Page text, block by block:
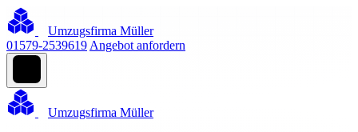
Umzugsfirma Müller
01579-2539619 Angebot anfordern
Umzugsfirma Müller